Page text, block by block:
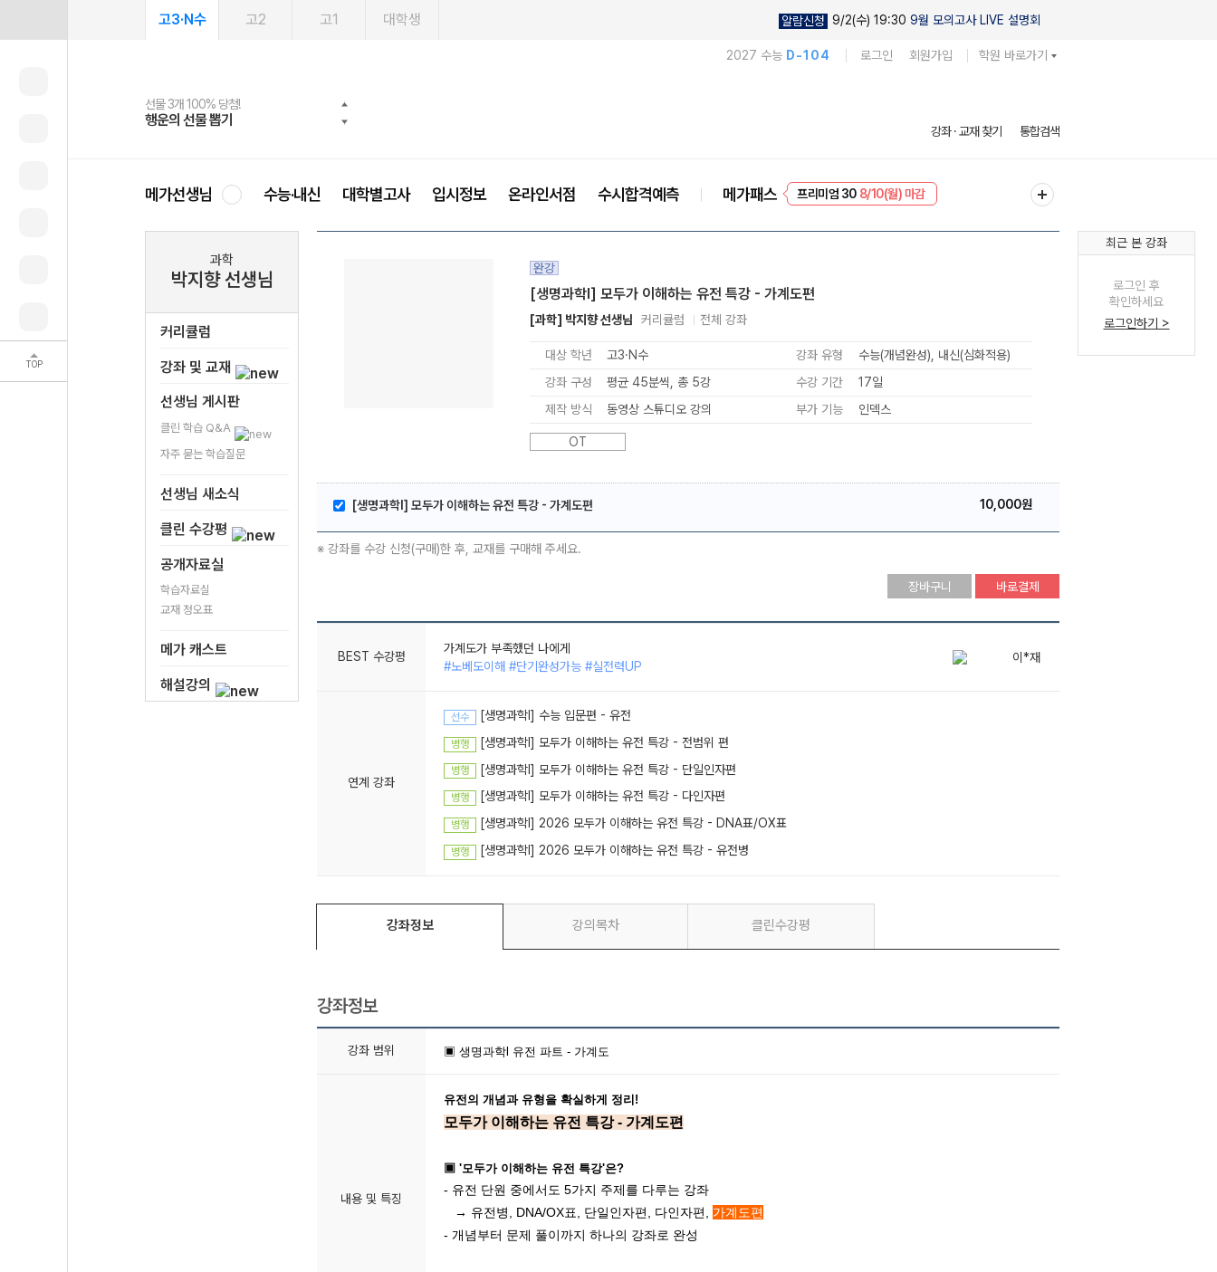
TOP
고3·N수 고2 고1 대학생 알람신청 9/2(수) 19:30 9월 모의고사 LIVE 설명회
2027 수능 D-104 로그인 회원가입 학원 바로가기
메가스터디
선물 3개 100% 당첨!
행운의 선물 뽑기
선물 100% 증정!
메가스터디 X 올리브
여름방학 스터디 캐시백
메가런 썸머스쿨
2027 러셀 단과
강사 공개선발
스마트러닝앱
설문 EVENT
메가패스
3일 무료 체험권
메가패스 수강생 무료혜택!
메가클럽 멤버십
사회공헌 캠페인
희망이룸 메가나눔
강좌 · 교재 찾기 통합검색
메가선생님 수능·내신 대학별고사 입시정보 온라인서점 수시합격예측 메가패스
EVENT8/10(월) 마감
과학
박지향 선생님
커리큘럼
강좌 및 교재
선생님 게시판
클린 학습 Q&A
자주 묻는 학습질문
선생님 새소식
클린 수강평
공개자료실
학습자료실
교재 정오표
메가 캐스트
해설강의
완강
[생명과학l] 모두가 이해하는 유전 특강 - 가계도편
[과학] 박지향 선생님 커리큘럼 전체 강좌
대상 학년 고3·N수 강좌 유형
수능(개념완성), 내신(심화적용)
강좌 구성
평균 45분씩, 총 5강 수강 기간
17일
제작 방식
동영상 스튜디오 강의 부가 기능 인덱스
OT
[생명과학l] 모두가 이해하는 유전 특강 - 가계도편 10,000원
※ 강좌를 수강 신청(구매)한 후, 교재를 구매해 주세요.
장바구니 바로결제
BEST 수강평
가계도가 부족했던 나에게
#노베도이해 #단기완성가능 #실전력UP
이*재
연계 강좌
선수 [생명과학l] 수능 입문편 - 유전
병행 [생명과학I] 모두가 이해하는 유전 특강 - 전범위 편
병행 [생명과학l] 모두가 이해하는 유전 특강 - 단일인자편
병행 [생명과학l] 모두가 이해하는 유전 특강 - 다인자편
병행 [생명과학I] 2026 모두가 이해하는 유전 특강 - DNA표/OX표
병행 [생명과학I] 2026 모두가 이해하는 유전 특강 - 유전병
강좌정보 강의목차 클린수강평
강좌정보
강좌 범위 ▣ 생명과학l 유전 파트 - 가계도
내용 및 특징
유전의 개념과 유형을 확실하게 정리!
모두가 이해하는 유전 특강 - 가계도편
▣ '모두가 이해하는 유전 특강'은?
- 유전 단원 중에서도 5가지 주제를 다루는 강좌
→ 유전병, DNA/OX표, 단일인자편 다인자편
가계도편
- 개념부터 문제 풀이까지 하나의 강좌로 완성
최근 본 강좌
로그인 후
확인하세요
로그인하기 >